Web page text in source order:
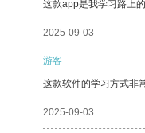
这款app是我学习路上
2025-09-03
游客
这款软件的学习方式非
2025-09-03